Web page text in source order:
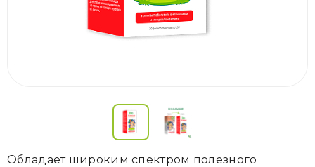
Обладает широким спектром полезного